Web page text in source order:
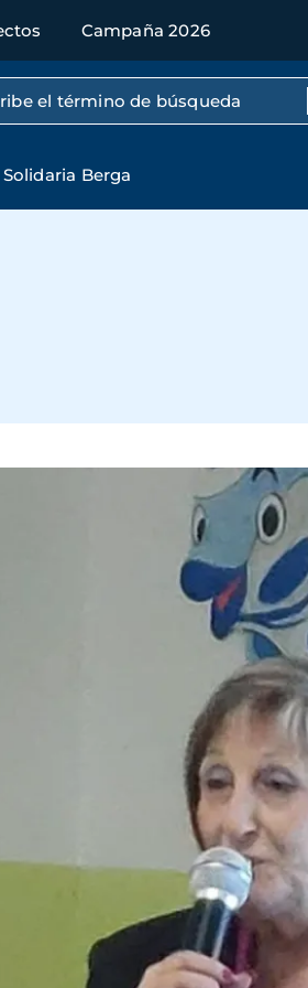
Campaña 2026
por texto completo
Berga